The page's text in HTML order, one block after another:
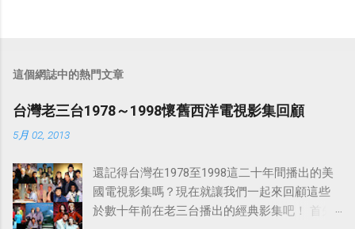
這個網誌中的熱門文章
台灣老三台1978～1998懷舊西洋電視影集回顧
5月 02, 2013
還記得台灣在1978至1998這二十年間播出的美
國電視影集嗎？現在就讓我們一起來回顧這些
於數十年前在老三台播出的經典影集吧！ 首先